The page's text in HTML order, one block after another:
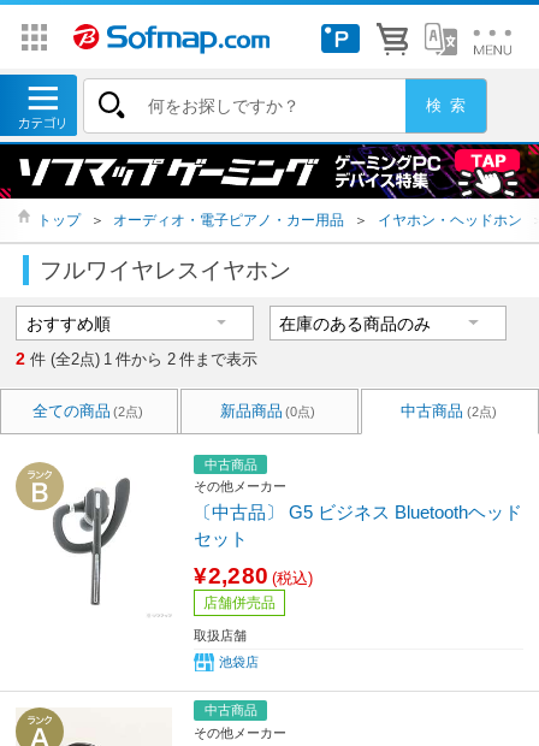
トップ ＞ オーディオ・電子ピアノ・カー用品 ＞ イヤホン・ヘッドホン
フルワイヤレスイヤホン
2 件 (全2点) 1 件から 2 件まで表示
全ての商品 (2点) 新品商品 (0点) 中古商品 (2点)
中古商品
その他メーカー
〔中古品〕 G5 ビジネス Bluetoothヘッド
セット
¥2,280 (税込)
店舗併売品
取扱店舗
池袋店
中古商品
その他メーカー